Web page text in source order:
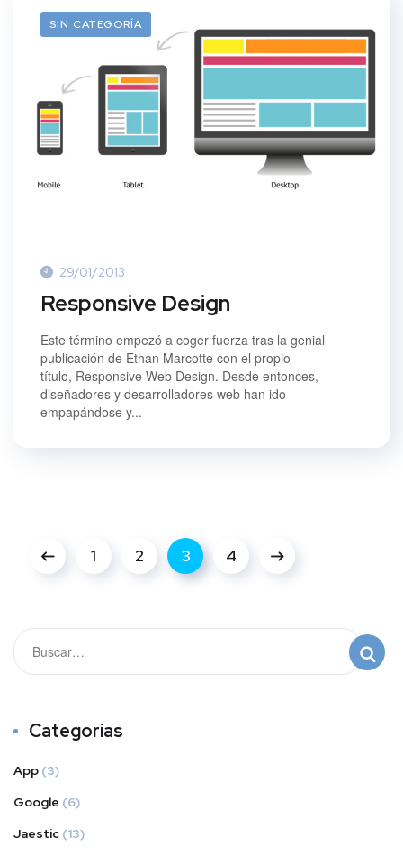
SIN CATEGORÍA
29/01/2013
Responsive Design
Este término empezó a coger fuerza tras la genial
publicación de Ethan Marcotte con el propio
título, Responsive Web Design. Desde entonces,
diseñadores y desarrolladores web han ido
empapándose y...
1 2 3 4
Categorías
App (3)
Google (6)
Jaestic (13)